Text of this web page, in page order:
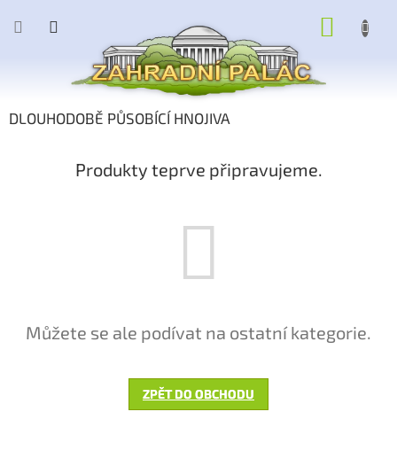
DLOUHODOBĚ PŮSOBÍCÍ HNOJIVA
Produkty teprve připravujeme.
Můžete se ale podívat na ostatní kategorie.
ZPĚT DO OBCHODU